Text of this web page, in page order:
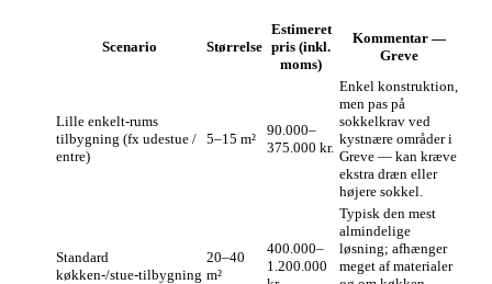
Scenario Størrelse
Estimeret
pris (inkl.
moms)
Kommentar —
Greve
Lille enkelt-rums
tilbygning (fx udestue /
entre)
5–15 m²
90.000–
375.000 kr.
Enkel konstruktion,
men pas på
sokkelkrav ved
kystnære områder i
Greve — kan kræve
ekstra dræn eller
højere sokkel.
Standard
køkken-/stue‑tilbygning
20–40
m²
400.000–
1.200.000
Typisk den mest
almindelige
løsning; afhænger
meget af materialer